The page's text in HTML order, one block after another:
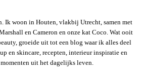
Ik woon in Houten, vlakbij Utrecht, samen met
en Cameron en onze kat Coco. Wat ooit
groeide uit tot een blog waar ik alles deel
en skincare, recepten, interieur inspiratie en
uit het dagelijks leven.